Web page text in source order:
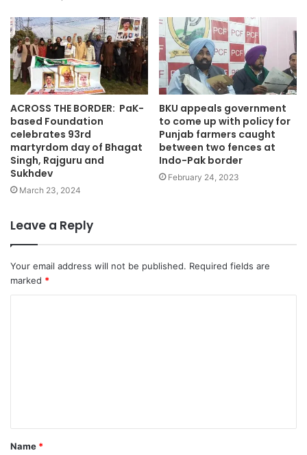
ACROSS THE BORDER: PaK-
based Foundation
celebrates 93rd
martyrdom day of Bhagat
Singh, Rajguru and
Sukhdev
March 23, 2024
BKU appeals government
to come up with policy for
Punjab farmers caught
between two fences at
Indo-Pak border
February 24, 2023
Leave a Reply
Your email address will not be published. Required fields are
marked *
t
*
Name *